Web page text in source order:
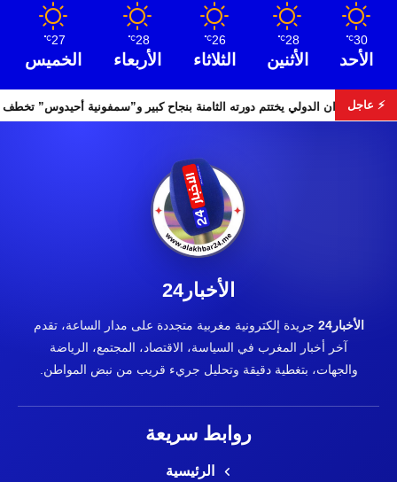
30
℃
الأحد
28
℃
الأثنين
26
℃
الثلاثاء
28
℃
الأربعاء
27
℃
الخميس
⚡ عاجل
الأمن مهرجان إفران الدولي يختتم دورته الثامنة بنجاح كبير
الأخبار24
الأخبار24
جريدة إلكترونية مغربية متجددة على مدار الساعة، تقدم
آخر أخبار المغرب في السياسة، الاقتصاد، المجتمع، الرياضة
والجهات، بتغطية دقيقة وتحليل جريء قريب من نبض المواطن.
روابط سريعة
الرئيسية